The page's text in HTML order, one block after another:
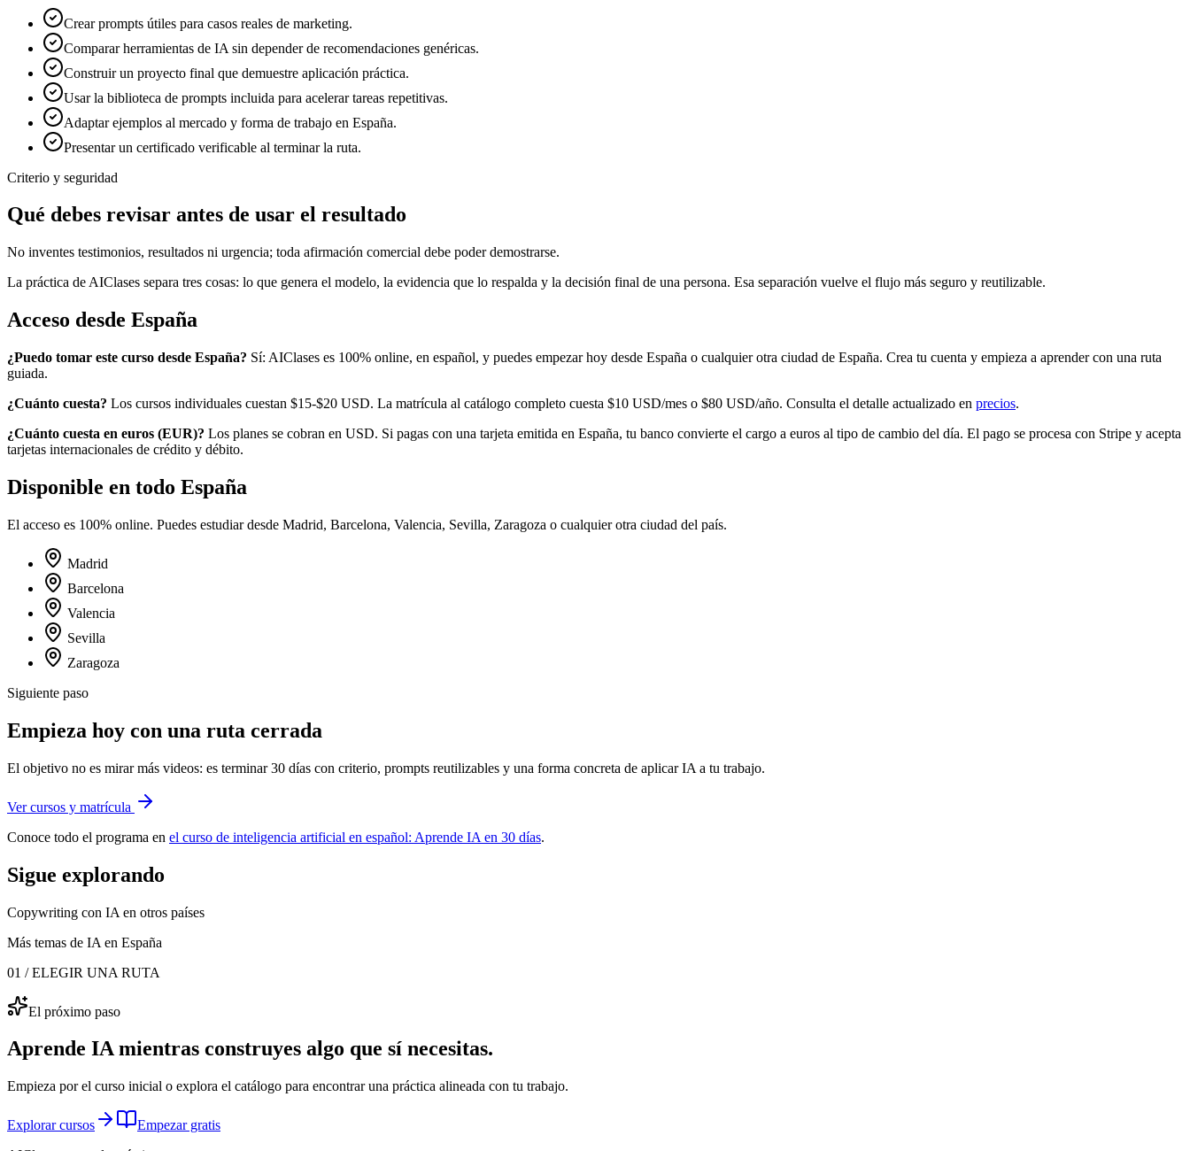
Crear prompts útiles para casos reales de marketing.
Comparar herramientas de IA sin depender de recomendaciones genéricas.
Construir un proyecto final que demuestre aplicación práctica.
Usar la biblioteca de prompts incluida para acelerar tareas repetitivas.
Adaptar ejemplos al mercado y forma de trabajo en España.
Presentar un certificado verificable al terminar la ruta.
Criterio y seguridad
Qué debes revisar antes de usar el resultado
No inventes testimonios, resultados ni urgencia; toda afirmación comercial debe poder demostrarse.
La práctica de AIClases separa tres cosas: lo que genera el modelo, la evidencia que lo respalda y la decisión final de una persona. Esa separación vuelve el flujo más seguro y reutilizable.
Acceso desde España
¿Puedo tomar este curso desde España? Sí: AIClases es 100% online, en español, y puedes empezar hoy desde España o cualquier otra ciudad de España. Crea tu cuenta y empieza a aprender con una ruta
guiada.
¿Cuánto cuesta? Los cursos individuales cuestan $15-$20 USD. La matrícula al catálogo completo cuesta $10 USD/mes o $80 USD/año. Consulta el detalle actualizado en precios.
¿Cuánto cuesta en euros (EUR)? Los planes se cobran en USD. Si pagas con una tarjeta emitida en España, tu banco convierte el cargo a euros al tipo de cambio del día. El pago se procesa con Stripe y acepta
tarjetas internacionales de crédito y débito.
Disponible en todo España
El acceso es 100% online. Puedes estudiar desde Madrid, Barcelona, Valencia, Sevilla, Zaragoza o cualquier otra ciudad del país.
Madrid
Barcelona
Valencia
Sevilla
Zaragoza
Siguiente paso
Empieza hoy con una ruta cerrada
El objetivo no es mirar más videos: es terminar 30 días con criterio, prompts reutilizables y una forma concreta de aplicar IA a tu trabajo.
Ver cursos y matrícula
Conoce todo el programa en el curso de inteligencia artificial en español: Aprende IA en 30 días.
Sigue explorando
Copywriting con IA en otros países
Más temas de IA en España
01 / ELEGIR UNA RUTA
El próximo paso
Aprende IA mientras construyes algo que sí necesitas.
Empieza por el curso inicial o explora el catálogo para encontrar una práctica alineada con tu trabajo.
Explorar cursos
Empezar gratis